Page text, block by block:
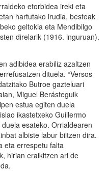
etorbidea ireki eta
hartutako irudia, besteak
geltokia eta Mendibilgo
direlarik (1916. inguruan).
adibidea erabiliz azaltzen
dituela. “Versos
Butroe gazteluari
Miguel Berásteguik
estua egiten duela
ikastetxeko Guillermo
esateko. Orrialdearen
albiste labur biltzen dira.
eta errespetu falta
hirian eraikitzen ari de